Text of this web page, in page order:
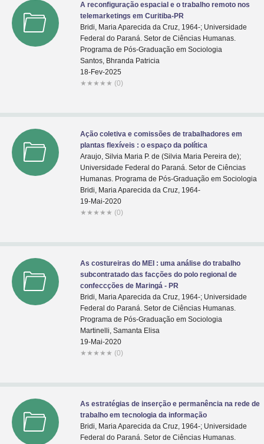
A reconfiguração espacial e o trabalho remoto nos
telemarketings em Curitiba-PR
Bridi, Maria Aparecida da Cruz, 1964-; Universidade
Federal do Paraná. Setor de Ciências Humanas.
Programa de Pós-Graduação em Sociologia
Santos, Bhranda Patricia
18-Fev-2025
★ ★ ★ ★ ★ (0)
Ação coletiva e comissões de trabalhadores em
plantas flexíveis : o espaço da política
Araujo, Silvia Maria P. de (Silvia Maria Pereira de);
Universidade Federal do Paraná. Setor de Ciências
Humanas. Programa de Pós-Graduação em Sociologia
Bridi, Maria Aparecida da Cruz, 1964-
19-Mai-2020
★ ★ ★ ★ ★ (0)
As costureiras do MEI : uma análise do trabalho
subcontratado das facções do polo regional de
confeccções de Maringá - PR
Bridi, Maria Aparecida da Cruz, 1964-; Universidade
Federal do Paraná. Setor de Ciências Humanas.
Programa de Pós-Graduação em Sociologia
Martinelli, Samanta Elisa
19-Mai-2020
★ ★ ★ ★ ★ (0)
As estratégias de inserção e permanência na rede de
trabalho em tecnologia da informação
Bridi, Maria Aparecida da Cruz, 1964-; Universidade
Federal do Paraná. Setor de Ciências Humanas.